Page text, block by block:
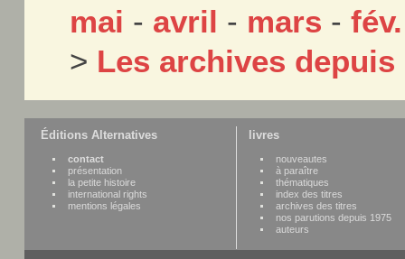
mai - avril - mars -fév.
> Les archives depuis
Éditions Alternatives
contact
présentation
la petite histoire
international rights
mentions légales
livres
nouveautes
à paraître
thématiques
index des titres
archives des titres
nos parutions depuis 1975
auteurs